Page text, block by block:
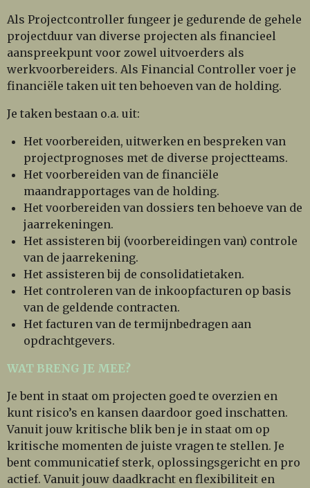
Als Projectcontroller fungeer je gedurende de gehele
projectduur van diverse projecten als financieel
aanspreekpunt voor zowel uitvoerders als
werkvoorbereiders. Als Financial Controller voer je
financiële taken uit ten behoeven van de holding.
Je taken bestaan o.a. uit:
Het voorbereiden, uitwerken en bespreken van
projectprognoses met de diverse projectteams.
Het voorbereiden van de financiële
maandrapportages van de holding.
Het voorbereiden van dossiers ten behoeve van de
jaarrekeningen.
Het assisteren bij (voorbereidingen van) controle
van de jaarrekening.
Het assisteren bij de consolidatietaken.
Het controleren van de inkoopfacturen op basis
van de geldende contracten.
Het facturen van de termijnbedragen aan
opdrachtgevers.
WAT BRENG JE MEE?
Je bent in staat om projecten goed te overzien en
kunt risico’s en kansen daardoor goed inschatten.
Vanuit jouw kritische blik ben je in staat om op
kritische momenten de juiste vragen te stellen. Je
bent communicatief sterk, oplossingsgericht en pro
actief. Vanuit jouw daadkracht en flexibiliteit en